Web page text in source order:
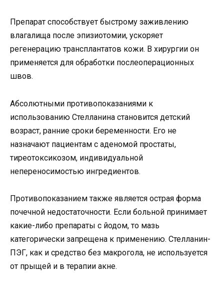
Препарат способствует быстрому заживлению
влагалища после эпизиотомии, ускоряет
регенерацию трансплантатов кожи. В хирургии он
применяется для обработки послеоперационных
швов.
Абсолютными противопоказаниями к
использованию Стелланина становится детский
возраст, ранние сроки беременности. Его не
назначают пациентам с аденомой простаты,
тиреотоксикозом, индивидуальной
непереносимостью ингредиентов.
Противопоказанием также является острая форма
почечной недостаточности. Если больной принимает
какие-либо препараты с йодом, то мазь
категорически запрещена к применению. Стелланин-
ПЭГ, как и средство без макрогола, не используется
от прыщей и в терапии акне.